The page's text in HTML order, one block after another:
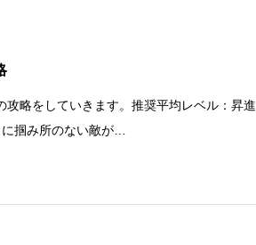
攻略をしていきます。推奨平均レベル：昇進
掴み所のない敵が…